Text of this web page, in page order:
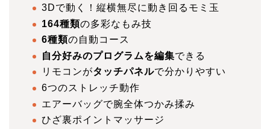
3Dで動く！縦横無尽に動き回るモミ玉
164種類の多彩なもみ技
6種類の自動コース
自分好みのプログラムを編集できる
リモコンがタッチパネルで分かりやすい
6つのストレッチ動作
エアーバッグで腕全体つかみ揉み
ひざ裏ポイントマッサージ